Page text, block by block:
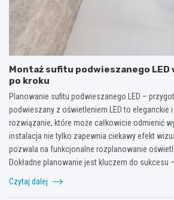
Montaż sufitu podwieszanego LED
po kroku
Planowanie sufitu podwieszanego LED –
podwieszany z oświetleniem LED to eleganckie
rozwiązanie, które może całkowicie odmienić
instalacja nie tylko zapewnia ciekawy efekt
pozwala na funkcjonalne rozplanowanie
Dokładne planowanie jest kluczem do sukcesu –
Czytaj dalej